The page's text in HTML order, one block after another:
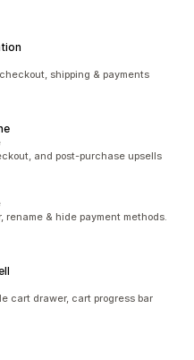
shipping & payments
and post-purchase upsells
rename & hide payment methods.
cart drawer, cart progress bar